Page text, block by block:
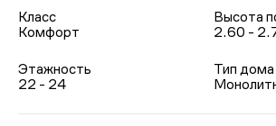
Класс
Комфорт
Высота
2.60 -
Этажность
22 - 24
Тип дома